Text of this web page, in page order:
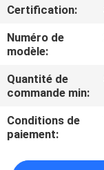
VISITE
D'USINE
CONTRÔLE
DE
QUALITÉ
Certification:
Numéro de
modèle:
Quantité de
commande min:
Conditions de
paiement: